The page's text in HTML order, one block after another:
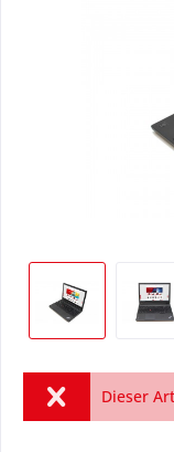
Dieser